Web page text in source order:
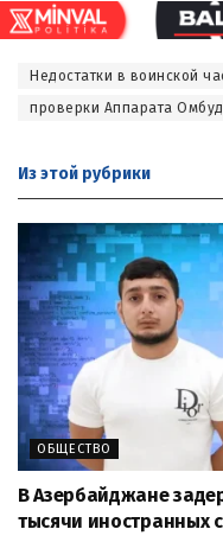
Недостатки в воинской
проверки Аппарата
Из этой рубрики
ОБЩЕСТВО
В Азербайджане
тысячи иностранных